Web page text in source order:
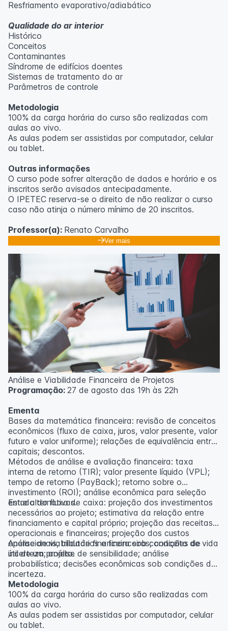
Resfriamento evaporativo/adiabático
Qualidade do ar interior
Histórico
Conceitos
Contaminantes
Síndrome de edifícios doentes
Sistemas de tratamento do ar
Parâmetros de controle
Metodologia
100% da carga horária do curso são realizadas com
aulas ao vivo.
As aulas podem ser assistidas por computador, celular
ou tablet.
Outras informações
O curso pode sofrer alteração de dados e horário e os
inscritos serão avisados ​​antecipadamente.
O IPETEC reserva-se o direito de não realizar o curso
caso não atinja o número mínimo de 20 inscritos.
Professor(a): Renato Carvalho
Ver mais
Análise e Viabilidade Financeira de Projetos
Programação: 27 de agosto das 19h às 22h
Ementa
Bases da matemática financeira: revisão de conceitos
econômicos (fluxo de caixa, juros, valor presente, valor
futuro e valor uniforme); relações de equivalência entre
capitais; descontos.
Métodos de análise e avaliação financeira: taxa
interna de retorno (TIR); valor presente líquido (VPL);
tempo de retorno (PayBack); retorno sobre o
investimento (ROI); análise econômica para seleção
entre alternativas.
Estudo do fluxo de caixa: projeção dos investimentos
necessários ao projeto; estimativa da relação entre
financiamento e capital próprio; projeção das receitas
operacionais e financeiras; projeção dos custos
operacionais, tributários e financeiros; conceito de vida
útil de um projeto.
Análise de viabilidade financeira sob condições de
incerteza; análise de sensibilidade; análise
probabilística; decisões econômicas sob condições de
incerteza.
Metodologia
100% da carga horária do curso são realizadas com
aulas ao vivo.
As aulas podem ser assistidas por computador, celular
ou tablet.